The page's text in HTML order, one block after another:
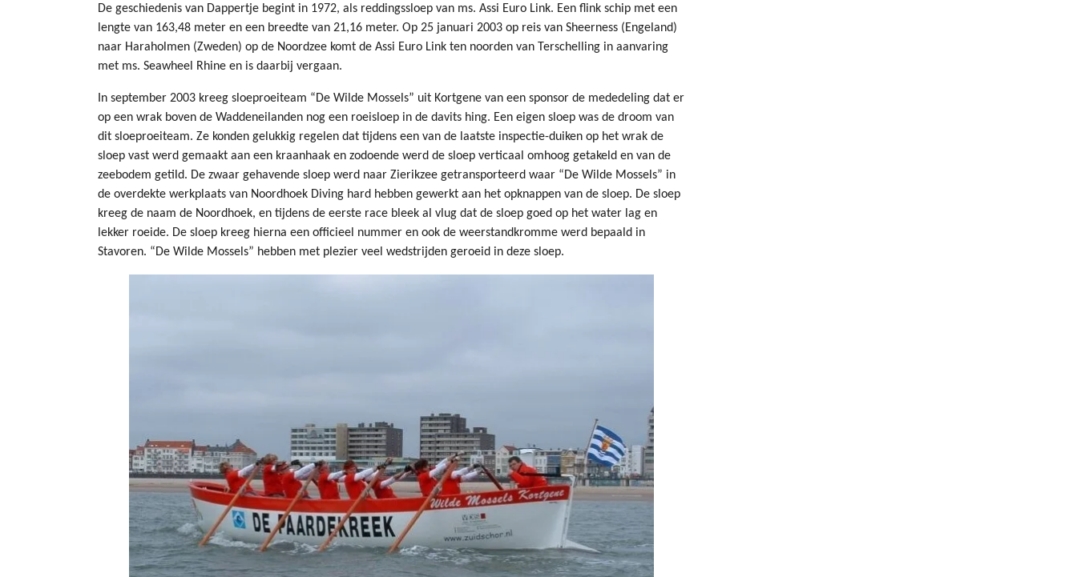
De geschiedenis van Dappertje begint in 1972, als reddingssloep van ms. Assi Euro Link. Een flink schip met een
lengte van 163,48 meter en een breedte van 21,16 meter. Op 25 januari 2003 op reis van Sheerness (Engeland)
naar Haraholmen (Zweden) op de Noordzee komt de Assi Euro Link ten noorden van Terschelling in aanvaring
met ms. Seawheel Rhine en is daarbij vergaan.
In september 2003 kreeg sloeproeiteam “De Wilde Mossels” uit Kortgene van een sponsor de mededeling dat er
op een wrak boven de Waddeneilanden nog een roeisloep in de davits hing. Een eigen sloep was de droom van
dit sloeproeiteam. Ze konden gelukkig regelen dat tijdens een van de laatste inspectie-duiken op het wrak de
sloep vast werd gemaakt aan een kraanhaak en zodoende werd de sloep verticaal omhoog getakeld en van de
zeebodem getild. De zwaar gehavende sloep werd naar Zierikzee getransporteerd waar “De Wilde Mossels” in
de overdekte werkplaats van Noordhoek Diving hard hebben gewerkt aan het opknappen van de sloep. De sloep
kreeg de naam de Noordhoek, en tijdens de eerste race bleek al vlug dat de sloep goed op het water lag en
lekker roeide. De sloep kreeg hierna een officieel nummer en ook de weerstandkromme werd bepaald in
Stavoren. “De Wilde Mossels” hebben met plezier veel wedstrijden geroeid in deze sloep.